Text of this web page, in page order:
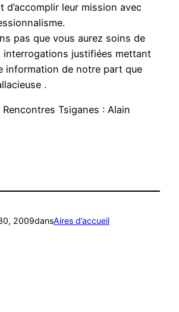
d’accomplir leur mission avec
pas que vous aurez soins de
interrogations justifiées mettant
information de notre part que
.
Tsiganes : Alain
2009dansAires d’accueil